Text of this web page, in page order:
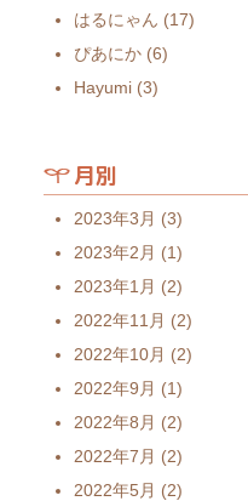
はるにゃん (17)
ぴあにか(6)
Hayumi(3)
月別
2023年3月 (3)
2023年2月 (1)
2023年1月 (2)
2022年11月 (2)
2022年10月 (2)
2022年9月 (1)
2022年8月 (2)
2022年7月 (2)
2022年5月 (2)